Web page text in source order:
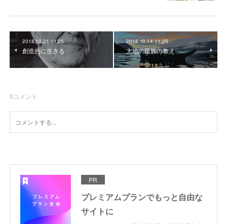
2018.10.21 11:25
創造的に生きる
2018.10.14 11:25
大地の民族の教え
0コメント
PR
プレミアムプランでもっと自由な
サイトに